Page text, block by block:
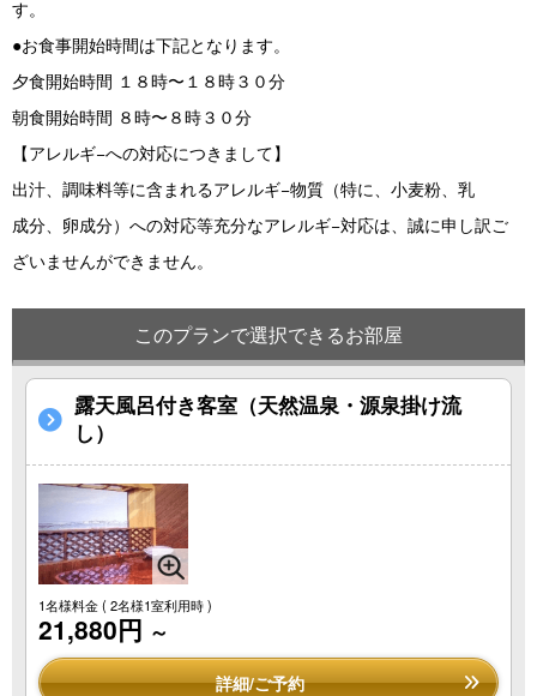
す。
●お食事開始時間は下記となります。
夕食開始時間 １８時〜１８時３０分
朝食開始時間 ８時〜８時３０分
【アレルギ−への対応につきまして】
出汁、調味料等に含まれるアレルギ−物質（特に、小麦粉、乳
成分、卵成分）への対応等充分なアレルギ−対応は、誠に申し訳ご
ざいませんができません。
このプランで選択できるお部屋
露天風呂付き客室（天然温泉・源泉掛け流
し）
1名様料金( 2名様1室利用時 )
21,880円 ～
詳細/ご予約